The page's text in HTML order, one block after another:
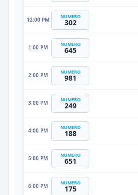
12:00 PM NUMERO
302
1:00 PM NUMERO
645
2:00 PM NUMERO
981
3:00 PM NUMERO
249
4:00 PM NUMERO
188
5:00 PM NUMERO
651
6:00 PM NUMERO
175